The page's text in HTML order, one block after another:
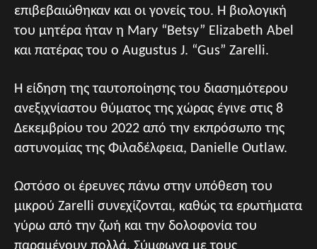
επιβεβαιώθηκαν και οι γονείς του. Η βιολογική
του μητέρα ήταν η Mary “Betsy” Elizabeth Abel
και πατέρας του ο Augustus J. “Gus” Zarelli.
Η είδηση της ταυτοποίησης του διασημότερου
ανεξιχνίαστου θύματος της χώρας έγινε στις 8
Δεκεμβρίου του 2022 από την εκπρόσωπο της
αστυνομίας της Φιλαδέλφεια, Danielle Outlaw.
Ωστόσο οι έρευνες πάνω στην υπόθεση του
μικρού Zarelli συνεχίζονται, καθώς τα ερωτήματα
γύρω από την ζωή και την δολοφονία του